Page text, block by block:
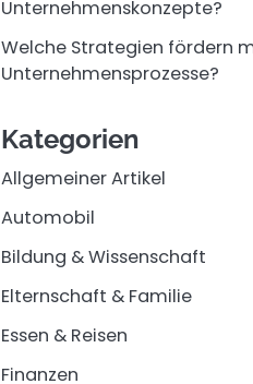
Unternehmenskonzepte?
Welche Strategien fördern
Unternehmensprozesse?
Kategorien
Allgemeiner Artikel
Automobil
Bildung & Wissenschaft
Elternschaft & Familie
Essen & Reisen
Finanzen